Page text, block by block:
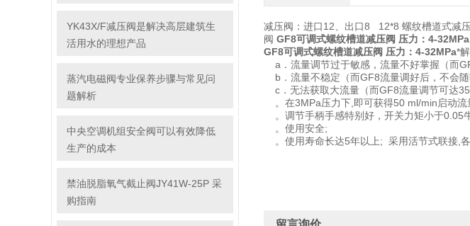
YK43X/F减压阀是解决高层建筑生
活用水的理想产品
蒸汽电磁阀专业保养步骤与常见问
题解析
中央空调机组安全阀可以有效降低
生产的成本
禁油脱脂氧气截止阀JY41W-25P 采
购指南
减压阀：进口12、出口8 12*8 螺纹槽道式减
阀 GF8可调式螺纹槽道减压阀 压力：4-32MPa
GF8可调式螺纹槽道减压阀 压力：4-32MPa*
a．流量调节过于敏感，流量不好掌握（而
b．流量不稳定（而GF8流量调好后，不会随
c．无法获取大流量（而GF8流量调节可达
。在3MPa压力下,即可获得50 ml/min启动流
。调节手柄手感特别好，开关力矩小于0.05
。使用安全;
。使用寿命长达5年以上; 采用活节式联接,